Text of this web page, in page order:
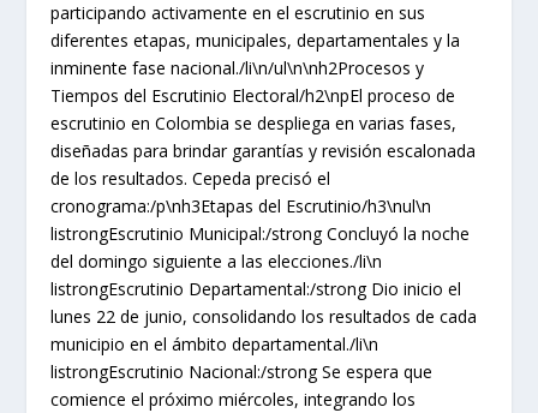
participando activamente en el escrutinio en sus
diferentes etapas, municipales, departamentales y la
inminente fase nacional./li\n/ul\n\nh2Procesos y
Tiempos del Escrutinio Electoral/h2\npEl proceso de
escrutinio en Colombia se despliega en varias fases,
diseñadas para brindar garantías y revisión escalonada
de los resultados. Cepeda precisó el
cronograma:/p\nh3Etapas del Escrutinio/h3\nul\n
listrongEscrutinio Municipal:/strong Concluyó la noche
del domingo siguiente a las elecciones./li\n
listrongEscrutinio Departamental:/strong Dio inicio el
lunes 22 de junio, consolidando los resultados de cada
municipio en el ámbito departamental./li\n
listrongEscrutinio Nacional:/strong Se espera que
comience el próximo miércoles, integrando los